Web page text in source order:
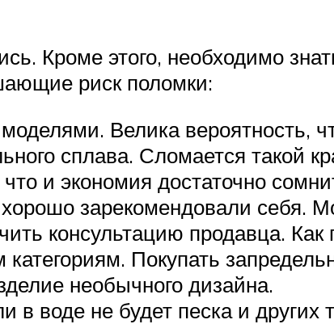
Кроме этого, необходимо
риск поломки:
Велика вероятность,
сплава. Сломается такой
и экономия достаточно
зарекомендовали себя.
консультацию продавца. Как
Покупать
необычного дизайна.
в воде не будет песка и других